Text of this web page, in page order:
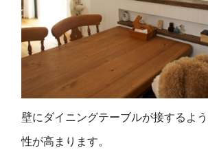
壁にダイニングテーブルが接するよ
性が高まります。